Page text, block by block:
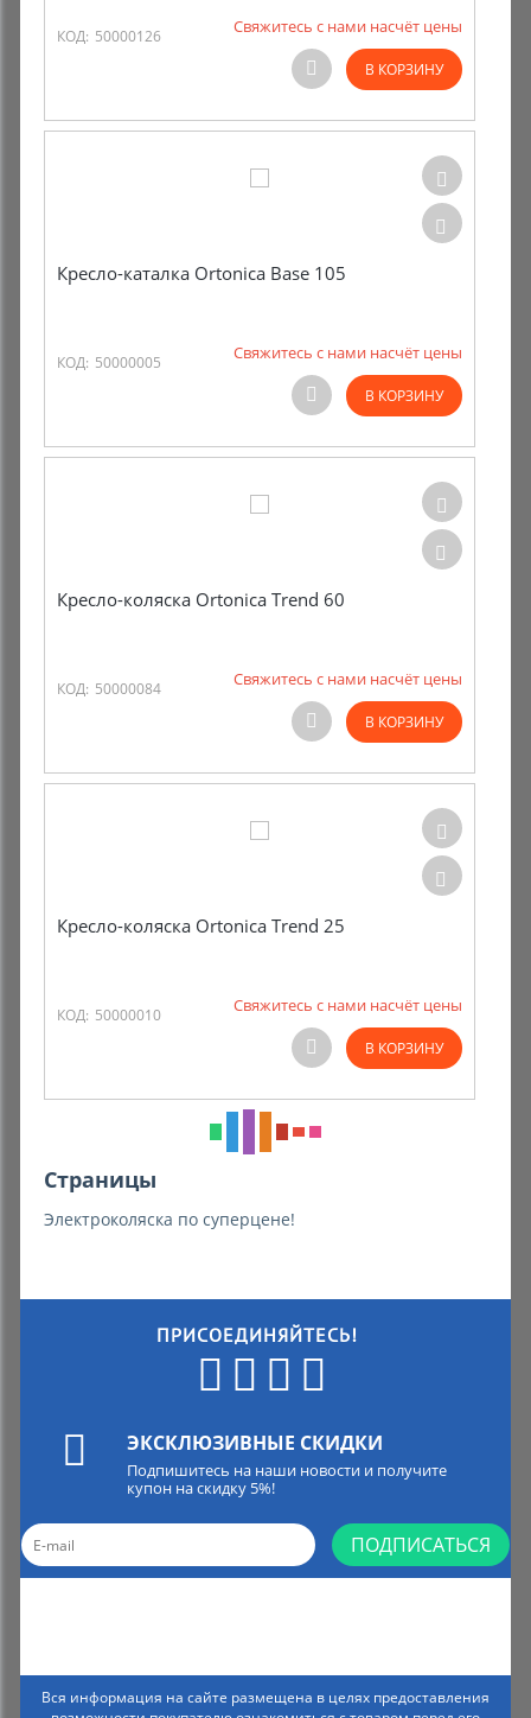
КОД: 50000126 Свяжитесь с нами насчёт цены
В КОРЗИНУ
Кресло-каталка Ortonica Base 105
КОД: 50000005 Свяжитесь с нами насчёт цены
В КОРЗИНУ
Кресло-коляска Ortonica Trend 60
КОД: 50000084 Свяжитесь с нами насчёт цены
В КОРЗИНУ
Кресло-коляска Ortonica Trend 25
КОД: 50000010 Свяжитесь с нами насчёт цены
В КОРЗИНУ
Страницы
Электроколяска по суперцене!
ПРИСОЕДИНЯЙТЕСЬ!
ЭКСКЛЮЗИВНЫЕ СКИДКИ
Подпишитесь на наши новости и получите
купон на скидку 5%!
ПОДПИСАТЬСЯ
Вся информация на сайте размещена в целях предоставления